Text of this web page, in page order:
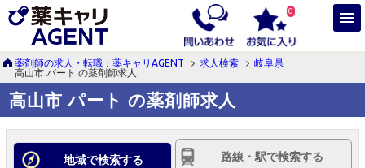
0
薬剤師の求人・転職：薬キャリAGENT 求人検索
岐阜県
高山市 パート の薬剤師求人
高山市 パート の薬剤師求人
地域で検索する 路線・駅で検索する